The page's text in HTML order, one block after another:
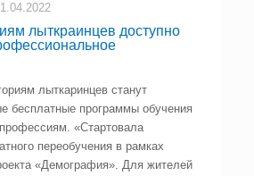
лыткраинцев доступно
лыткаринцев станут
бесплатные программы обучения
«Стартовала
переобучения в рамках
«Демография». Для жителей